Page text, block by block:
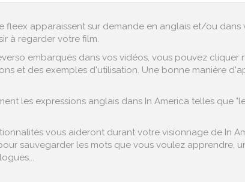
fleex apparaissent sur demande en anglais et/ou
à regarder votre film.
embarqués dans vos vidéos, vous pouvez
et des exemples d'utilisation. Une bonne manière
les expressions anglais dans In America telles que
vous aideront durant votre visionnage de In
sauvegarder les mots que vous voulez apprendre,